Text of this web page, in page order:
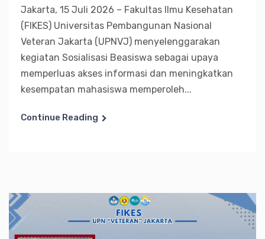
Jakarta, 15 Juli 2026 – Fakultas Ilmu Kesehatan
(FIKES) Universitas Pembangunan Nasional
Veteran Jakarta (UPNVJ) menyelenggarakan
kegiatan Sosialisasi Beasiswa sebagai upaya
memperluas akses informasi dan meningkatkan
kesempatan mahasiswa memperoleh...
Continue Reading